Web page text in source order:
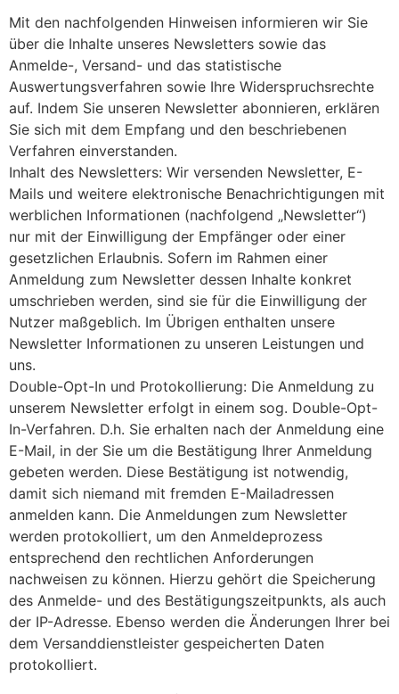
Mit den nachfolgenden Hinweisen informieren wir Sie
über die Inhalte unseres Newsletters sowie das
Anmelde-, Versand- und das statistische
Auswertungsverfahren sowie Ihre Widerspruchsrechte
auf. Indem Sie unseren Newsletter abonnieren, erklären
Sie sich mit dem Empfang und den beschriebenen
Verfahren einverstanden.
Inhalt des Newsletters: Wir versenden Newsletter, E-
Mails und weitere elektronische Benachrichtigungen mit
werblichen Informationen (nachfolgend „Newsletter“)
nur mit der Einwilligung der Empfänger oder einer
gesetzlichen Erlaubnis. Sofern im Rahmen einer
Anmeldung zum Newsletter dessen Inhalte konkret
umschrieben werden, sind sie für die Einwilligung der
Nutzer maßgeblich. Im Übrigen enthalten unsere
Newsletter Informationen zu unseren Leistungen und
uns.
Double-Opt-In und Protokollierung: Die Anmeldung zu
unserem Newsletter erfolgt in einem sog. Double-Opt-
In-Verfahren. D.h. Sie erhalten nach der Anmeldung eine
E-Mail, in der Sie um die Bestätigung Ihrer Anmeldung
gebeten werden. Diese Bestätigung ist notwendig,
damit sich niemand mit fremden E-Mailadressen
anmelden kann. Die Anmeldungen zum Newsletter
werden protokolliert, um den Anmeldeprozess
entsprechend den rechtlichen Anforderungen
nachweisen zu können. Hierzu gehört die Speicherung
des Anmelde- und des Bestätigungszeitpunkts, als auch
der IP-Adresse. Ebenso werden die Änderungen Ihrer bei
dem Versanddienstleister gespeicherten Daten
protokolliert.